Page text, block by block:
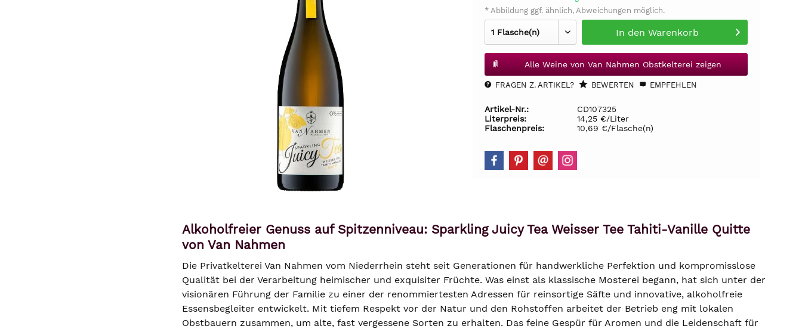
* Abbildung ggf. ähnlich, Abweichungen möglich.
In den Warenkorb
Alle Weine von Van Nahmen Obstkelterei zeigen
FRAGEN Z. ARTIKEL? BEWERTEN EMPFEHLEN
Artikel-Nr.:
CD107325
Literpreis:
14,25 €/Liter
Flaschenpreis:
10,69 €/Flasche(n)
Alkoholfreier Genuss auf Spitzenniveau: Sparkling Juicy Tea Weisser Tee Tahiti-Vanille Quitte
von Van Nahmen
Die Privatkelterei Van Nahmen vom Niederrhein steht seit Generationen für handwerkliche Perfektion und kompromisslose
Qualität bei der Verarbeitung heimischer und exquisiter Früchte. Was einst als klassische Mosterei begann, hat sich unter der
visionären Führung der Familie zu einer der renommiertesten Adressen für reinsortige Säfte und innovative, alkoholfreie
Essensbegleiter entwickelt. Mit tiefem Respekt vor der Natur und den Rohstoffen arbeitet der Betrieb eng mit lokalen
Obstbauern zusammen, um alte, fast vergessene Sorten zu erhalten. Das feine Gespür für Aromen und die Leidenschaft für